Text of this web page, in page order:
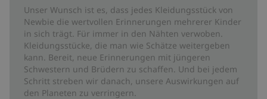
Unser Wunsch ist es, dass jedes Kleidungsstück von
Newbie die wertvollen Erinnerungen mehrerer Kinder
in sich trägt. Für immer in den Nähten verwoben.
Kleidungsstücke, die man wie Schätze weitergeben
kann. Bereit, neue Erinnerungen mit jüngeren
Schwestern und Brüdern zu schaffen. Und bei jedem
Schritt streben wir danach, unsere Auswirkungen auf
den Planeten zu verringern.